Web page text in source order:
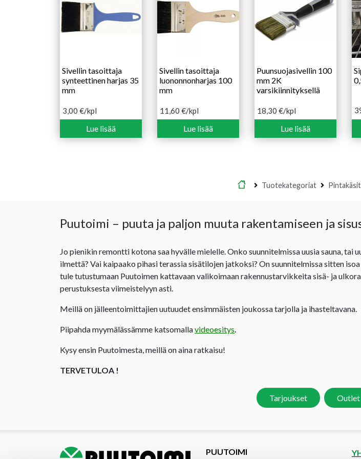
Sivellin tasoittaja
synteettinen harjas 35
mm
3,00 €/kpl
Lue lisää
Sivellin tasoittaja
luononnonharjas 100
mm
11,60 €/kpl
Lue lisää
Puunsuojasivellin 100
mm 2K
varsikiinnityksellä
18,30 €/kpl
Lue lisää
Etusivu
Tuotekategoriat
Puutoimi – puuta ja paljon muuta rakentamiseen ja
Jo pienikin remontti kotona saa hyvälle mielelle. Onko suunnitelmissa uusia sauna, tai
ilmettä? Vai kaipaako pihasi terassia sisätilojen jatkoksi? On suunnitelmissa sitten
tule tutustumaan Puutoimen kattavaan valikoimaan rakennustarvikkeita sisä- ja
perustuksesta viimeistelyyn asti.
Meillä on jälleentoimittajien uutuudet ensimmäisten joukossa tarjolla ja ihasteltavana.
Piipahda myymälässämme katsomallavideoesitys.
Kysy ensin Puutoimesta, meillä on aina ratkaisu!
TERVETULOA !
Tarjoukset Outlet
PUUTOIMI